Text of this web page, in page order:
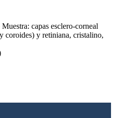
capas esclero-corneal
coroides) y retiniana, cristalino,